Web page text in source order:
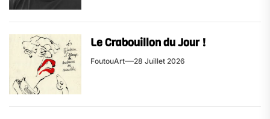
Le Crabouillon du Jour !
FoutouArt 28 Juillet 2026